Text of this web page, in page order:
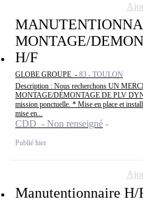
MONTAGE/
H/F
GLOBE GROUPE - 83 - TOULON
Description : Nous recherchons UN
MONTAGE/DÉMONTAGE DE PLV
mission ponctuelle. * Mise en place et
mise en...
CDD - Non renseigné
Publié hier
Manutentionnaire H/